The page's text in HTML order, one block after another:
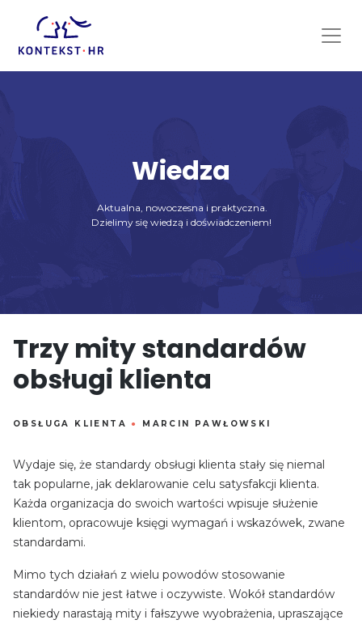
content
Wiedza
Aktualna, nowoczesna i praktyczna.
Dzielimy się wiedzą i doświadczeniem!
Trzy mity standardów
obsługi klienta
OBSŁUGA KLIENTA ● MARCIN PAWŁOWSKI
Wydaje się, że standardy obsługi klienta stały się niemal
tak popularne, jak deklarowanie celu satysfakcji klienta.
Każda organizacja do swoich wartości wpisuje służenie
klientom, opracowuje księgi wymagań i wskazówek, zwane
standardami.
Mimo tych działań z wielu powodów stosowanie
standardów nie jest łatwe i oczywiste. Wokół standardów
niekiedy narastają mity i fałszywe wyobrażenia, upraszające